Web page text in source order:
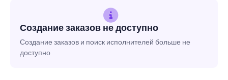
Создание заказов не доступно
Создание заказов и поиск исполнителей больше не
доступно